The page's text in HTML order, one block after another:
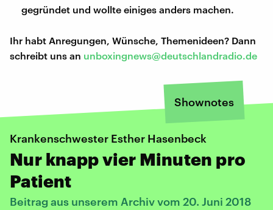
gegründet und wollte einiges anders machen.
Ihr habt Anregungen, Wünsche, Themenideen? Dann
schreibt uns an unboxingnews@deutschlandradio.de
Shownotes
Krankenschwester Esther Hasenbeck
Nur knapp vier Minuten pro
Patient
Beitrag aus unserem Archiv vom 20. Juni 2018